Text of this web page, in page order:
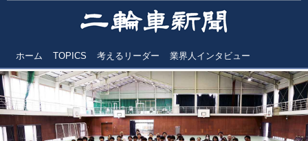
ホーム TOPICS 考えるリーダー 業界人インタビュー